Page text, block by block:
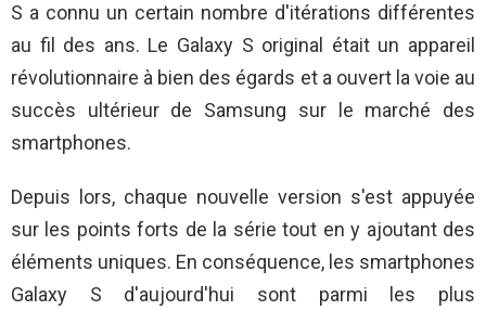
S a connu un certain nombre d'itérations différentes
au fil des ans. Le Galaxy S original était un appareil
révolutionnaire à bien des égards et a ouvert la voie au
succès ultérieur de Samsung sur le marché des
smartphones.
Depuis lors, chaque nouvelle version s'est appuyée
sur les points forts de la série tout en y ajoutant des
éléments uniques. En conséquence, les smartphones
Galaxy S d'aujourd'hui sont parmi les plus